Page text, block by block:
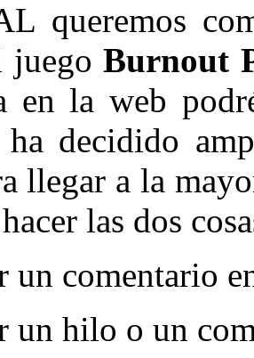
queremos
juegoBurnout
en la web
decidido
llegar a la
las dos
un comentario
un hilo o un